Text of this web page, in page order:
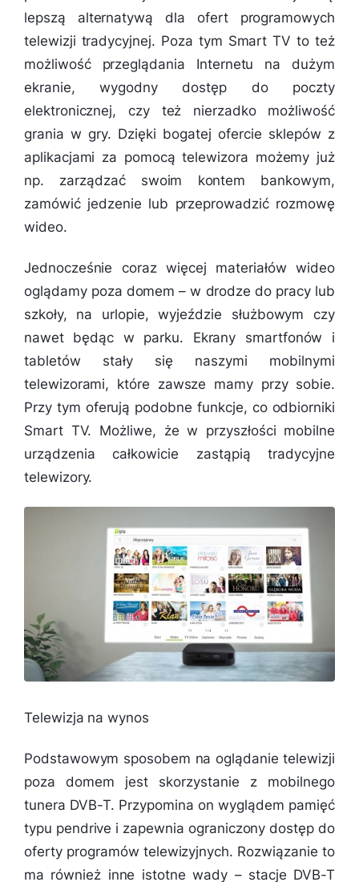
lepszą alternatywą dla ofert programowych
telewizji tradycyjnej. Poza tym Smart TV to też
możliwość przeglądania Internetu na dużym
ekranie, wygodny dostęp do poczty
elektronicznej, czy też nierzadko możliwość
grania w gry. Dzięki bogatej ofercie sklepów z
aplikacjami za pomocą telewizora możemy już
np. zarządzać swoim kontem bankowym,
zamówić jedzenie lub przeprowadzić rozmowę
wideo.
Jednocześnie coraz więcej materiałów wideo
oglądamy poza domem – w drodze do pracy lub
szkoły, na urlopie, wyjeździe służbowym czy
nawet będąc w parku. Ekrany smartfonów i
tabletów stały się naszymi mobilnymi
telewizorami, które zawsze mamy przy sobie.
Przy tym oferują podobne funkcje, co odbiorniki
Smart TV. Możliwe, że w przyszłości mobilne
urządzenia całkowicie zastąpią tradycyjne
telewizory.
Telewizja na wynos
Podstawowym sposobem na oglądanie telewizji
poza domem jest skorzystanie z mobilnego
tunera DVB-T. Przypomina on wyglądem pamięć
typu pendrive i zapewnia ograniczony dostęp do
oferty programów telewizyjnych. Rozwiązanie to
ma również inne istotne wady – stacje DVB-T